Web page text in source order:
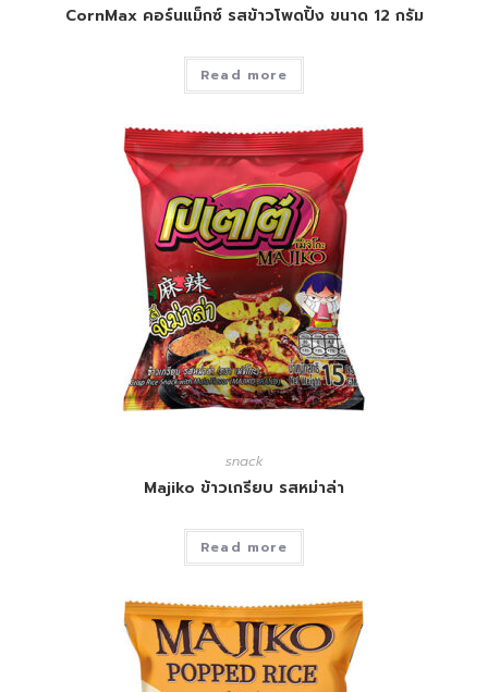
CornMax คอร์นแม็กซ์ รสข้าวโพดปิ้ง ขนาด 12 กรัม
Read more
snack
Majiko ข้าวเกรียบ รสหม่าล่า
Read more